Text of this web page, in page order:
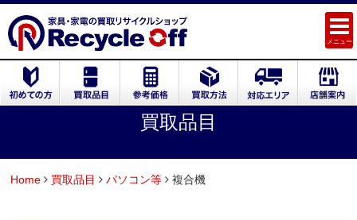
メニュー
買取品目
Home 買取品目 パソコン等 複合機